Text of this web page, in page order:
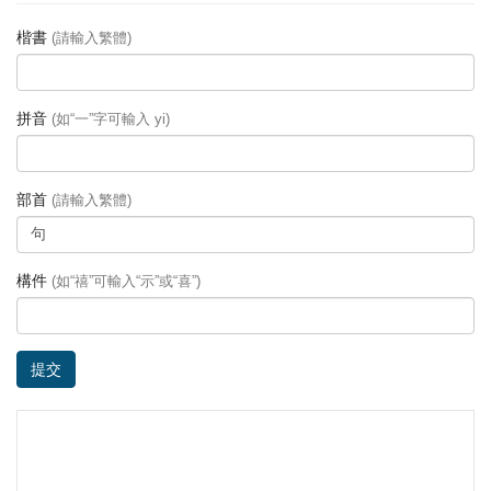
楷書 (請輸入繁體)
拼音 (如“一”字可輸入 yi)
部首 (請輸入繁體)
構件 (如“禧”可輸入“示”或“喜”)
提交